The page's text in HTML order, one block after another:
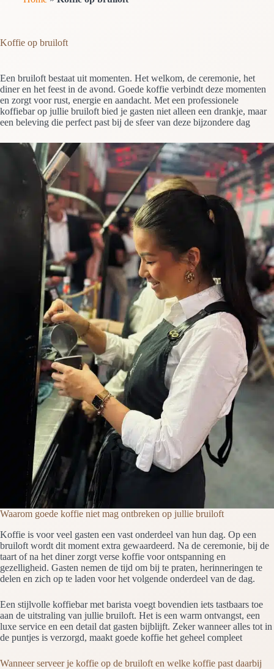
Koffie op bruiloft
Een bruiloft bestaat uit momenten. Het welkom, de ceremonie, het
diner en het feest in de avond. Goede koffie verbindt deze momenten
en zorgt voor rust, energie en aandacht. Met een professionele
koffiebar op jullie bruiloft bied je gasten niet alleen een drankje, maar
een beleving die perfect past bij de sfeer van deze bijzondere dag
Waarom goede koffie niet mag ontbreken op jullie bruiloft
Koffie is voor veel gasten een vast onderdeel van hun dag. Op een
bruiloft wordt dit moment extra gewaardeerd. Na de ceremonie, bij de
taart of na het diner zorgt verse koffie voor ontspanning en
gezelligheid. Gasten nemen de tijd om bij te praten, herinneringen te
delen en zich op te laden voor het volgende onderdeel van de dag.
Een stijlvolle koffiebar met barista voegt bovendien iets tastbaars toe
aan de uitstraling van jullie bruiloft. Het is een warm ontvangst, een
luxe service en een detail dat gasten bijblijft. Zeker wanneer alles tot in
de puntjes is verzorgd, maakt goede koffie het geheel compleet
Wanneer serveer je koffie op de bruiloft en welke koffie past daarbij